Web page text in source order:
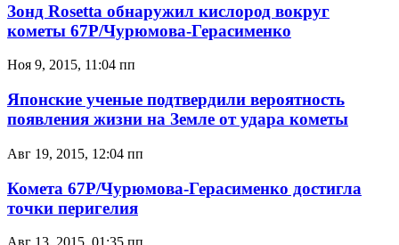
Зонд Rosetta обнаружил кислород вокруг
кометы 67P/Чурюмова-Герасименко
Ноя 9, 2015, 11:04 пп
Японские ученые подтвердили вероятность
появления жизни на Земле от удара кометы
Авг 19, 2015, 12:04 пп
Комета 67P/Чурюмова-Герасименко достигла
точки перигелия